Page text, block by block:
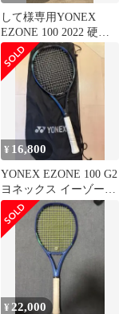
して様専用YONEX
EZONE 100 2022 硬式
テニスラケット G2 黒
¥ 16,800
YONEX EZONE 100 G2
ヨネックス イーゾーン
100
¥ 22,000